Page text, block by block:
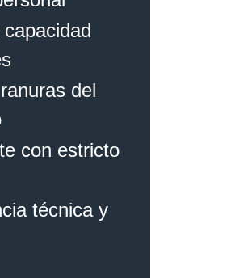
del
con estricto
técnica y